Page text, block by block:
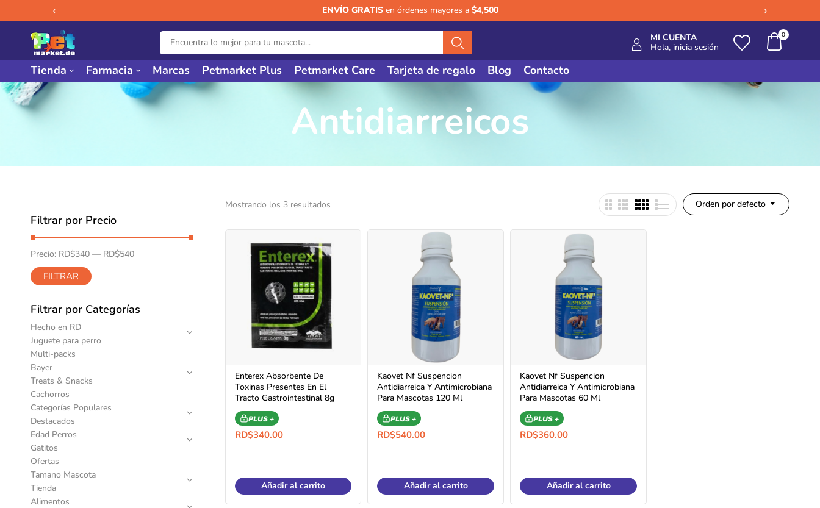
‹ ENVÍO GRATISen órdenes mayores a $4,500 ›
MI CUENTA
Hola, inicia sesión
0
Tienda Farmacia Marcas Petmarket Plus Petmarket Care Tarjeta de regalo Blog Contacto
Antidiarreicos
Filtrar por Precio
FILTRAR
Precio: RD$340 — RD$540
Filtrar por Categorías
Hecho en RD
Juguete para perro
Multi-packs
Bayer
Treats & Snacks
Cachorros
Categorías Populares
Destacados
Edad Perros
Gatitos
Ofertas
Tamano Mascota
Tienda
Alimentos
Orden por defecto
Mostrando los 3 resultados
Enterex Absorbente De
Toxinas Presentes En El
Tracto Gastrointestinal 8g
PLUS +
RD$340.00
Añadir al carrito
Kaovet Nf Suspencion
Antidiarreica Y Antimicrobiana
Para Mascotas 120 Ml
PLUS +
RD$540.00
Añadir al carrito
Kaovet Nf Suspencion
Antidiarreica Y Antimicrobiana
Para Mascotas 60 Ml
PLUS +
RD$360.00
Añadir al carrito